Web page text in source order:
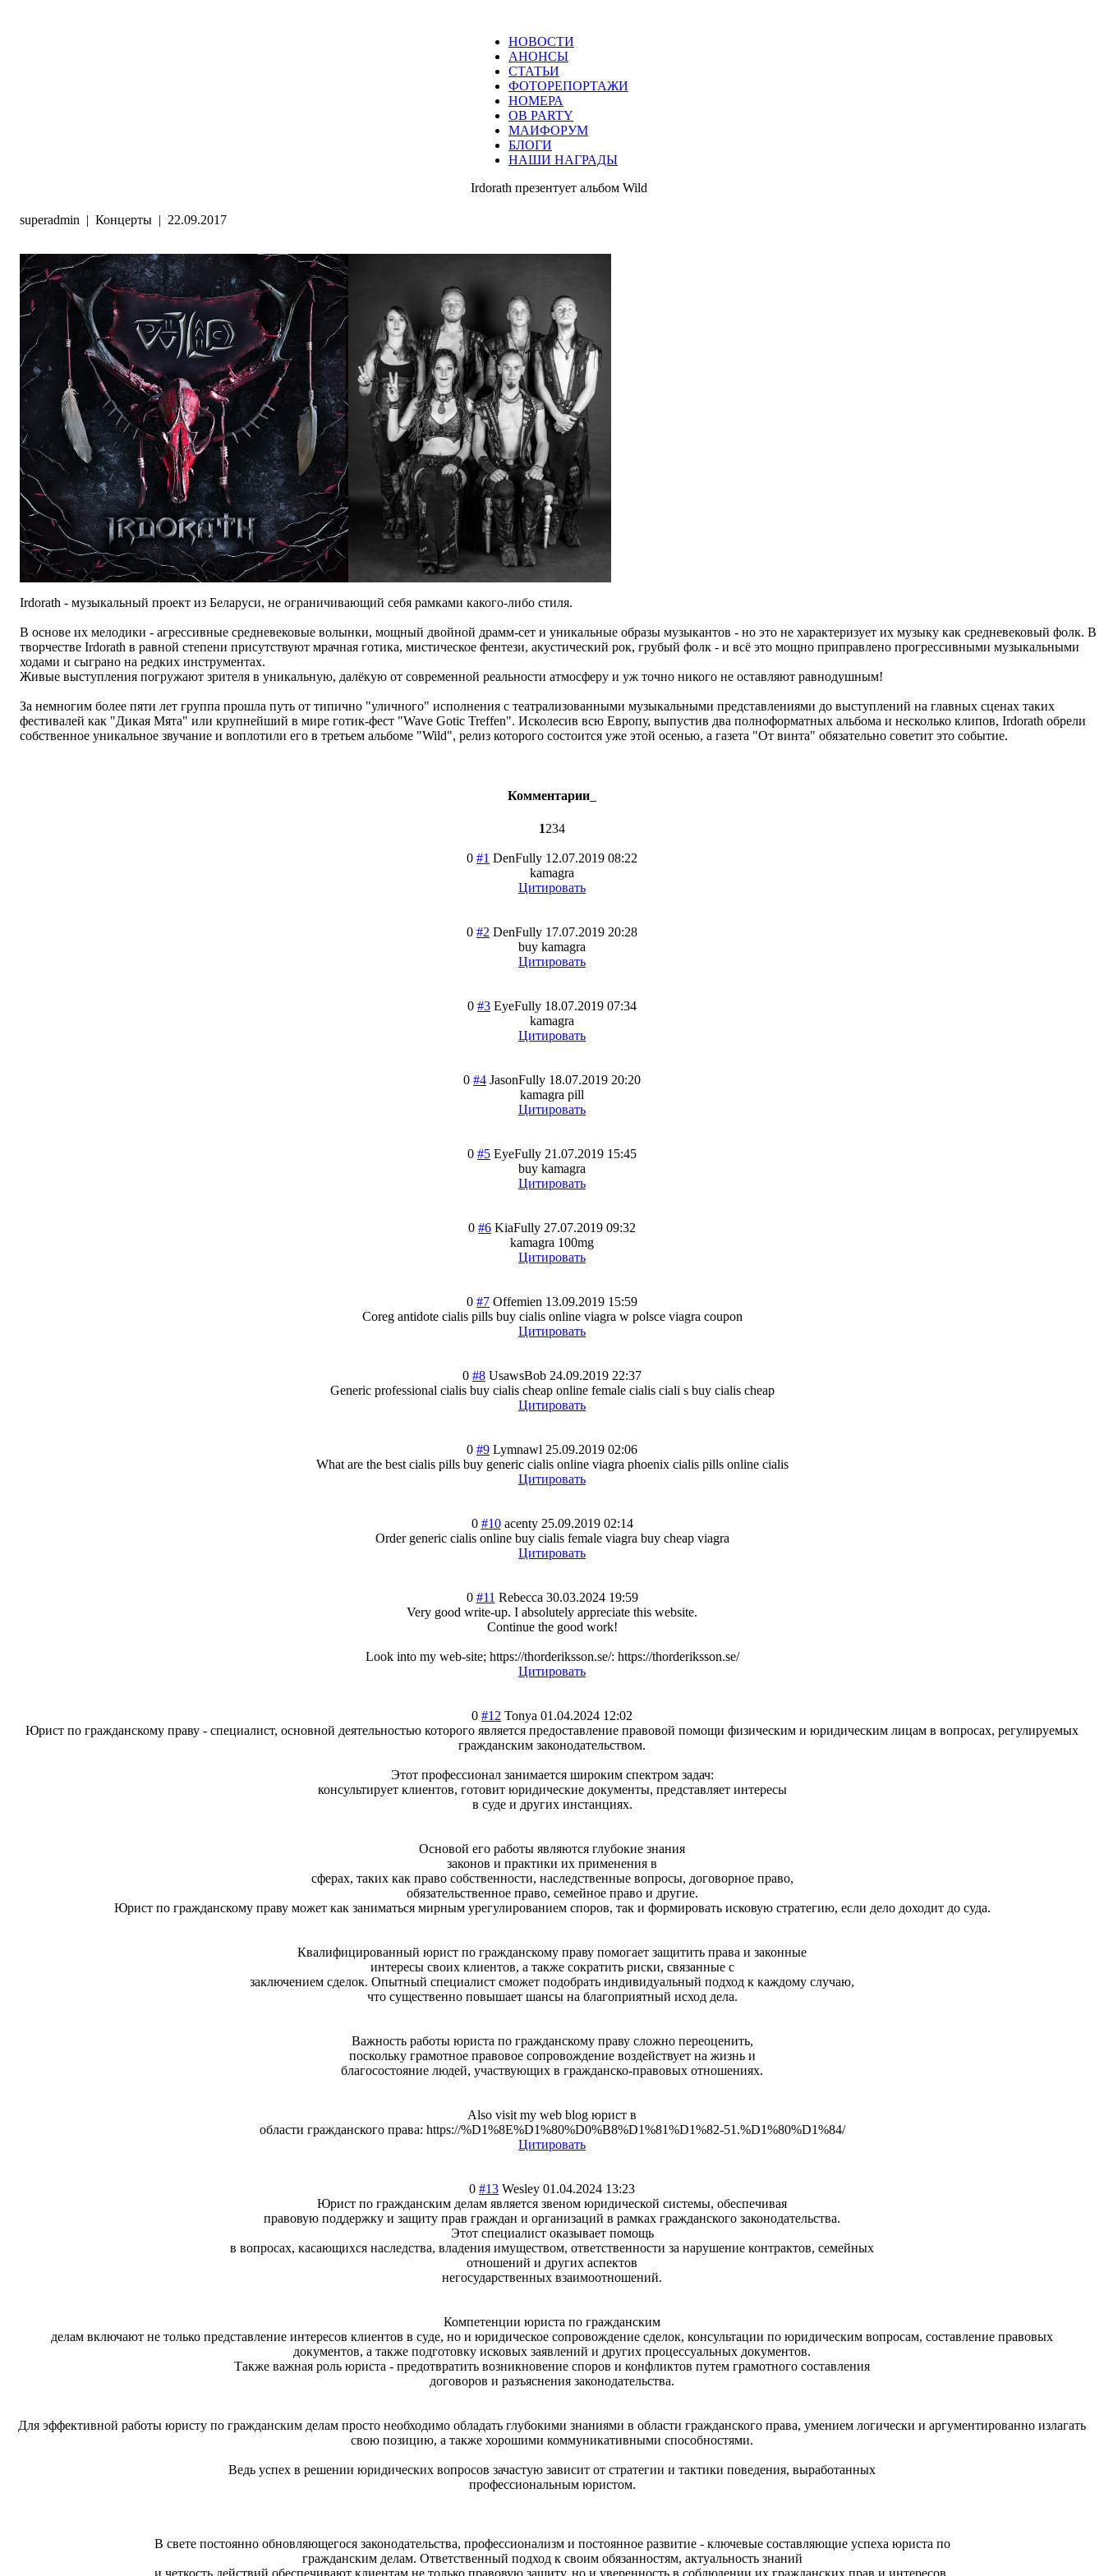
НОВОСТИ
АНОНСЫ
СТАТЬИ
ФОТОРЕПОРТАЖИ
НОМЕРА
ОВ PARTY
МАИФОРУМ
БЛОГИ
НАШИ НАГРАДЫ
Irdorath презентует альбом Wild
superadmin | Концерты | 22.09.2017
Irdorath - музыкальный проект из Беларуси, не ограничивающий себя рамками какого-либо стиля.
В основе их мелодики - агрессивные средневековые волынки, мощный двойной драмм-сет и уникальные образы музыкантов - но это не характеризует их музыку как средневековый фолк. В
творчестве Irdorath в равной степени присутствуют мрачная готика, мистическое фентези, акустический рок, грубый фолк - и всё это мощно приправлено прогрессивными музыкальными
ходами и сыграно на редких инструментах.
Живые выступления погружают зрителя в уникальную, далёкую от современной реальности атмосферу и уж точно никого не оставляют равнодушным!
За немногим более пяти лет группа прошла путь от типично "уличного" исполнения с театрализованными музыкальными представлениями до выступлений на главных сценах таких
фестивалей как "Дикая Мята" или крупнейший в мире готик-фест "Wave Gotic Treffen". Исколесив всю Европу, выпустив два полноформатных альбома и несколько клипов, Irdorath обрели
собственное уникальное звучание и воплотили его в третьем альбоме "Wild", релиз которого состоится уже этой осенью, а газета "От винта" обязательно советит это событие.
Комментарии
1234
0 #1 DenFully 12.07.2019 08:22
kamagra
Цитировать
0 #2 DenFully 17.07.2019 20:28
buy kamagra
Цитировать
0 #3 EyeFully 18.07.2019 07:34
kamagra
Цитировать
0 #4 JasonFully 18.07.2019 20:20
kamagra pill
Цитировать
0 #5 EyeFully 21.07.2019 15:45
buy kamagra
Цитировать
0 #6 KiaFully 27.07.2019 09:32
kamagra 100mg
Цитировать
0 #7 Offemien 13.09.2019 15:59
Coreg antidote cialis pills buy cialis online viagra w polsce viagra coupon
Цитировать
0 #8 UsawsBob 24.09.2019 22:37
Generic professional cialis buy cialis cheap online female cialis ciali s buy cialis cheap
Цитировать
0 #9 Lymnawl 25.09.2019 02:06
What are the best cialis pills buy generic cialis online viagra phoenix cialis pills online cialis
Цитировать
0 #10 acenty 25.09.2019 02:14
Order generic cialis online buy cialis female viagra buy cheap viagra
Цитировать
0 #11 Rebecca 30.03.2024 19:59
Very good write-up. I absolutely appreciate this website.
Continue the good work!
Look into my web-site; https://thorderiksson.se/: https://thorderiksson.se/
Цитировать
0 #12 Tonya 01.04.2024 12:02
Юрист по гражданскому праву - специалист, основной деятельностью которого является предоставление правовой помощи физическим и юридическим лицам в вопросах, регулируемых
гражданским законодательством.
Этот профессионал занимается широким спектром задач:
консультирует клиентов, готовит юридические документы, представляет интересы
в суде и других инстанциях.
Основой его работы являются глубокие знания
законов и практики их применения в
сферах, таких как право собственности, наследственные вопросы, договорное право,
обязательственное право, семейное право и другие.
Юрист по гражданскому праву может как заниматься мирным урегулированием споров, так и формировать исковую стратегию, если дело доходит до суда.
Квалифицированный юрист по гражданскому праву помогает защитить права и законные
интересы своих клиентов, а также сократить риски, связанные с
заключением сделок. Опытный специалист сможет подобрать индивидуальный подход к каждому случаю,
что существенно повышает шансы на благоприятный исход дела.
Важность работы юриста по гражданскому праву сложно переоценить,
поскольку грамотное правовое сопровождение воздействует на жизнь и
благосостояние людей, участвующих в гражданско-правовых отношениях.
Also visit my web blog юрист в
области гражданского права: https://%D1%8E%D1%80%D0%B8%D1%81%D1%82-51.%D1%80%D1%84/
Цитировать
0 #13 Wesley 01.04.2024 13:23
Юрист по гражданским делам является звеном юридической системы, обеспечивая
правовую поддержку и защиту прав граждан и организаций в рамках гражданского законодательства.
Этот специалист оказывает помощь
в вопросах, касающихся наследства, владения имуществом, ответственности за нарушение контрактов, семейных
отношений и других аспектов
негосударственных взаимоотношений.
Компетенции юриста по гражданским
делам включают не только представление интересов клиентов в суде, но и юридическое сопровождение сделок, консультации по юридическим вопросам, составление правовых
документов, а также подготовку исковых заявлений и других процессуальных документов.
Также важная роль юриста - предотвратить возникновение споров и конфликтов путем грамотного составления
договоров и разъяснения законодательства.
Для эффективной работы юристу по гражданским делам просто необходимо обладать глубокими знаниями в области гражданского права, умением логически и аргументированно излагать
свою позицию, а также хорошими коммуникативными способностями.
Ведь успех в решении юридических вопросов зачастую зависит от стратегии и тактики поведения, выработанных
профессиональным юристом.
В свете постоянно обновляющегося законодательства, профессионализм и постоянное развитие - ключевые составляющие успеха юриста по
гражданским делам. Ответственный подход к своим обязанностям, актуальность знаний
и четкость действий обеспечивают клиентам не только правовую защиту, но и уверенность в соблюдении их гражданских прав и интересов.